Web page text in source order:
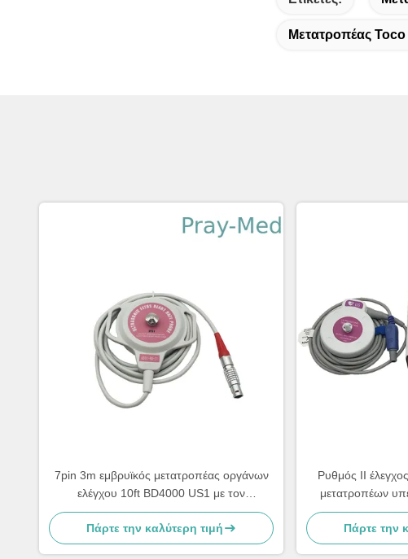
Μετατροπέας Toco
7pin 3m εμβρυϊκός μετατροπέας οργάνων
ελέγχου 10ft BD4000 US1 με τον
αμερικανικό FHR έλεγχο
Πάρτε την καλύτερη τιμή
Ρυθμός ΙΙ
μετατροπέων
Πάρτε την